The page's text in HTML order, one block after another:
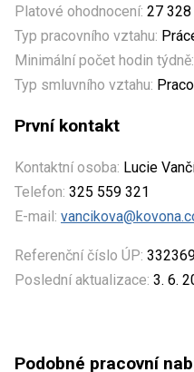
Platové ohodnocení: 27
Typ pracovního vztahu:
Minimální počet hodin týdně:
Typ smluvního vztahu:
První kontakt
Kontaktní osoba: Lucie
Telefon: 325 559 321
E-mail:
Referenční číslo ÚP:
Poslední aktualizace: 3. 6.
Podobné pracovní